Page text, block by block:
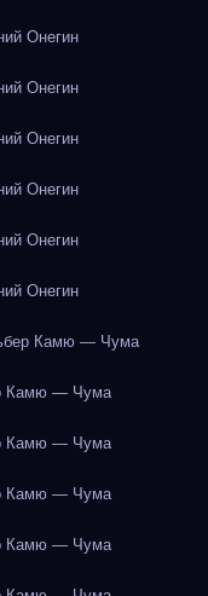
Онегин
Онегин
Онегин
Онегин
Онегин
Онегин
Камю — Чума
Камю — Чума
Камю — Чума
Камю — Чума
Камю — Чума